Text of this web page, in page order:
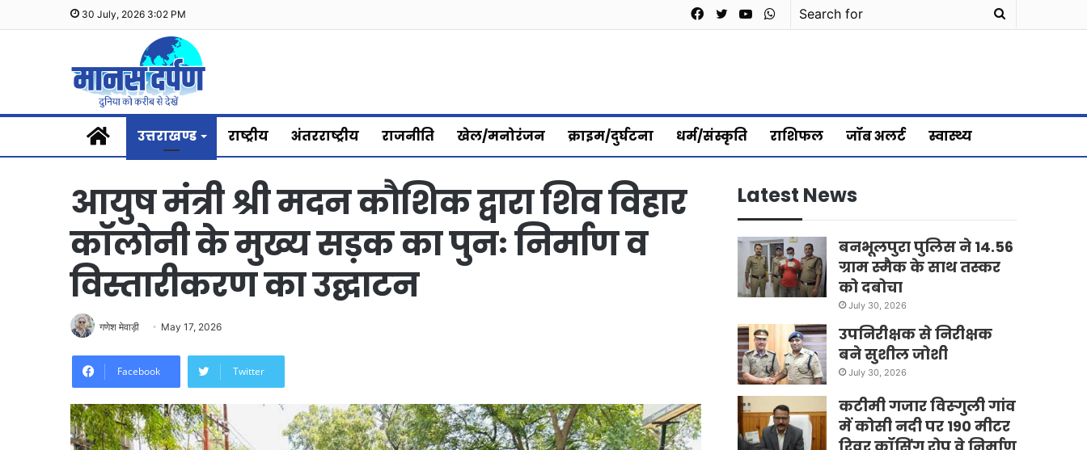
30 July, 2026 3:02 PM
Search
WhatsApp
YouTube
Twitter
Facebook
Homeउत्तराखण्ड राष्ट्रीय अंतरराष्ट्रीय राजनीति खेल/मनोरंजन क्राइम/दुर्घटना धर्म/संस्कृति राशिफल जॉब अलर्ट स्वास्थ्य
आयुष मंत्री श्री मदन कौशिक द्वारा शिव विहार
कॉलोनी के मुख्य सड़क का पुनः निर्माण व
विस्तारीकरण का उद्घाटन
गणेश मेवाड़ी May 17, 2026
Facebook Twitter
Latest News
बनभूलपुरा पुलिस ने 14.56
ग्राम स्मैक के साथ तस्कर
को दबोचा
July 30, 2026
उपनिरीक्षक से निरीक्षक
बने सुशील जोशी
July 30, 2026
कटीमी गजार विस्गुली गांव
में कोसी नदी पर 190 मीटर